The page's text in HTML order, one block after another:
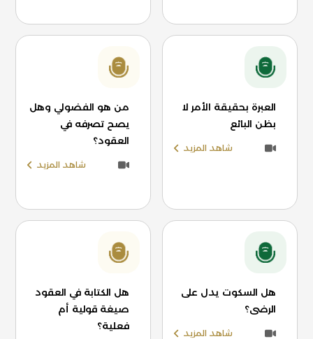
العبرة بحقيقة الأمر لا
بظن البائع
شاهد المزيد
من هو الفضولي وهل
يصح تصرفه في
العقود؟
شاهد المزيد
هل السكوت يدل على
الرضى؟
شاهد المزيد
هل الكتابة في العقود
صيغة قولية أم
فعلية؟